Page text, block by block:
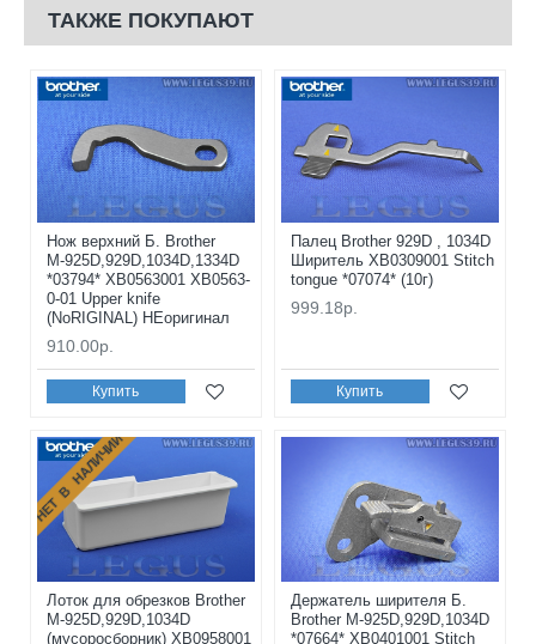
ТАКЖЕ ПОКУПАЮТ
Нож верхний Б. Brother
М-925D,929D,1034D,1334D
*03794* XB0563001 XB0563-
0-01 Upper knife
(NoRIGINAL) НЕоригинал
910.00р.
Купить
Палец Brother 929D , 1034D
Ширитель XB0309001 Stitch
tongue *07074* (10г)
999.18р.
Купить
НЕТ В НАЛИЧИИ
Лоток для обрезков Brother
M-925D,929D,1034D
(мусоросборник) XB0958001
Держатель ширителя Б.
Brother М-925D,929D,1034D
*07664* XB0401001 Stitch